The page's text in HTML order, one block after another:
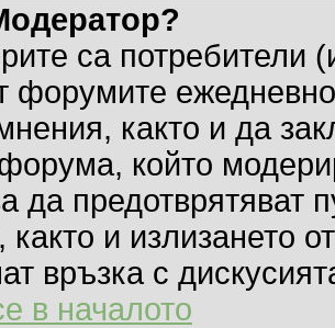
са потребители
форумите
както и да
който
да предотврятяват
както и излизането
връзка с
в началото